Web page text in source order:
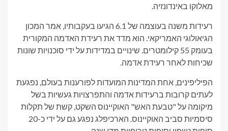
מאלוקו באינדונזיה.
רעידות משנה בעוצמה של 6.1 הגיעו בעקבותיו, אמר המכון
הגיאולוגי האמריקאי. הוא מדד את רעידת האדמה המקורית
בעומק 55 קילומטרים. שינויים במדידות על ידי סוכנויות שונות
שכיחות לאחר רעידת אדמה.
הפיליפינים, אחת המדינות המועדות לפורענות בעולם, נפגעת
לעתים קרובות ברעידות אדמה והתפרצויות געשיות בשל
מיקומה על "טבעת האש" האוקיינוס ​​השקט, קשת של תקלות
סיסמיות סביב האוקיינוס. הארכיפלג נפגע גם על ידי כ-20